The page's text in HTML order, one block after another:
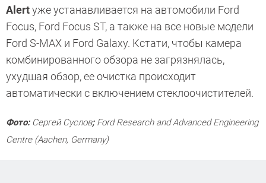
Alertуже устанавливается на автомобили Ford
Focus, Ford Focus ST, а также на все новые модели
Ford S-MAX и Ford Galaxy. Кстати, чтобы камера
комбинированного обзора не загрязнялась,
ухудшая обзор, ее очистка происходит
автоматически с включением стеклоочистителей.
Фото: Сергей Суслов; Ford Research and Advanced Engineering
Centre (Aachen, Germany)